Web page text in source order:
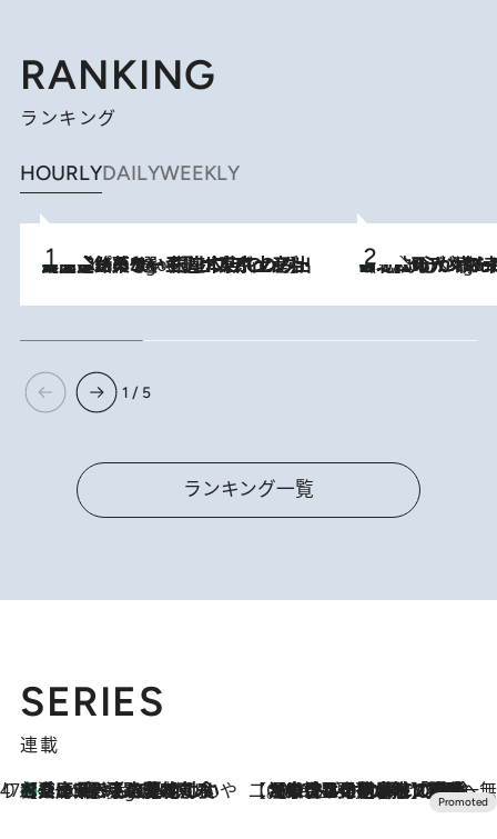
RANKING
ランキング
HOURLYDAILYWEEKLY
2 Hours Ago
【間違いのない王道・東京土産】資生堂パーラー 銀座本店でのみ出会える銘菓5選《極上プディング・濃厚チーズケーキ・ボンボンショコラほか》 2 Hours Ago
《北欧の人々の幸福度が高いのは…》元デンマーク親善大使が出会った“心が満たされる暮らし”「いいかげんにヒュッゲしなさい！」
1 / 5
ランキング一覧
SERIES
連載
47都道府県の手みやげ ひんやりスイーツで夏を満喫
2 Hours Ago
【兵庫県】この夏絶対食べたい 冷やしておいしいおやつ3選 淡路島の恵みをジェラートに集約 【CREA×星野リゾート】唯一無二。癒しと発見が待つ場所へ
2026.8.7
【トンボの足水浴】ヒノキの香りに包まれて涼感マックス！約13℃の湧水かけ流しを避暑地「星野温泉 トンボの湯」で体験